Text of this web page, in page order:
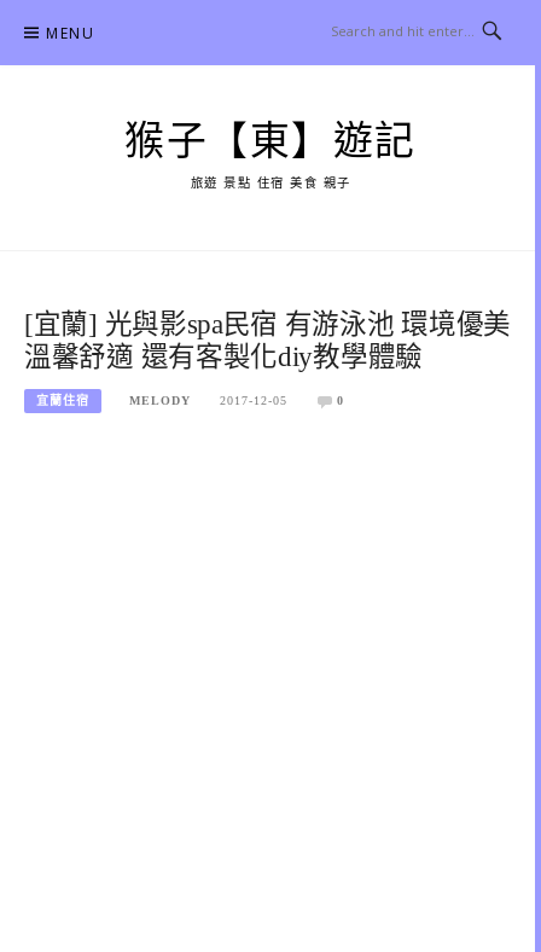
content
MENU
猴子【東】遊記
旅遊 景點 住宿 美食 親子
[宜蘭] 光與影spa民宿 有游泳池 環境優美
溫馨舒適 還有客製化diy教學體驗
宜蘭住宿 MELODY 2017-12-05 0